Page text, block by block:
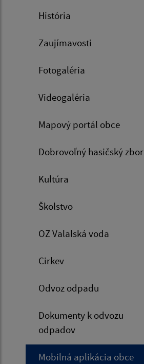
História
Zaujímavosti
Fotogaléria
Videogaléria
Mapový portál obce
Dobrovoľný hasičský zbor
Kultúra
Školstvo
OZ Valalská voda
Cirkev
Odvoz odpadu
Dokumenty k odvozu
odpadov
Mobilná aplikácia obce